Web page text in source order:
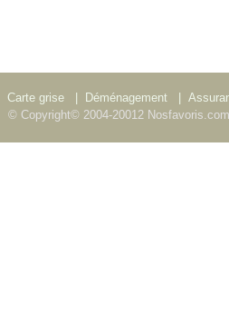
Carte grise Déménagement
© Copyright© 2004-20012